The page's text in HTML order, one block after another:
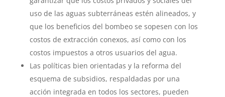
uso de las aguas subterráneas estén alineados, y
que los beneficios del bombeo se sopesen con los
costos de extracción conexos, así como con los
costos impuestos a otros usuarios del agua.
Las políticas bien orientadas y la reforma del
esquema de subsidios, respaldadas por una
acción integrada en todos los sectores, pueden